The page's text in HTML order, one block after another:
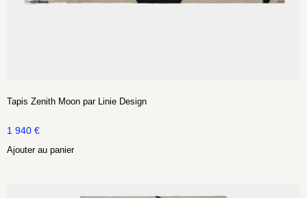
Tapis Zenith Moon par Linie Design
1 940 €
Ajouter au panier